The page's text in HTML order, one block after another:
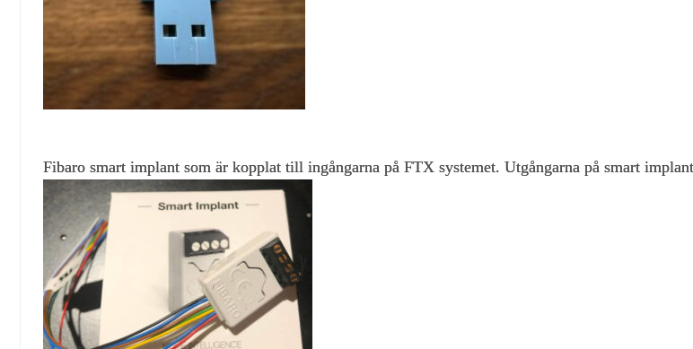
Fibaro smart implant som är kopplat till ingångarna på FTX systemet. Utgångarna på smart